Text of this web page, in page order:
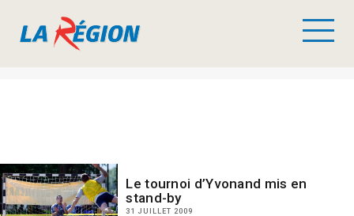
Le tournoi d’Yvonand mis en
stand-by
31 JUILLET 2009